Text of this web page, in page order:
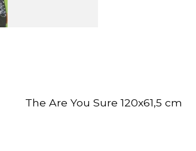
The Are You Sure 120x61,5 cm